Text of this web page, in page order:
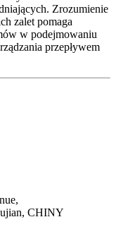
Zrozumienie
zalet pomaga
w podejmowaniu
przepływem
CHINY